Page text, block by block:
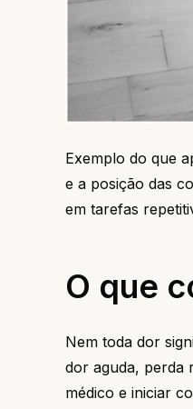
Exemplo do que
e a posição das
em tarefas
O que
Nem toda dor
dor aguda, perda
médico e iniciar